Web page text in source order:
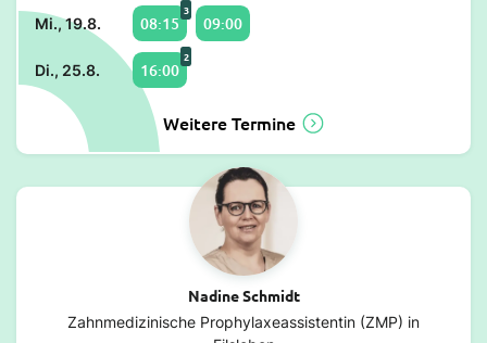
Mi., 19.8. 08:15
3
09:00
Di., 25.8. 16:00
2
Weitere Termine
Nadine Schmidt
Zahnmedizinische Prophylaxeassistentin (ZMP) in